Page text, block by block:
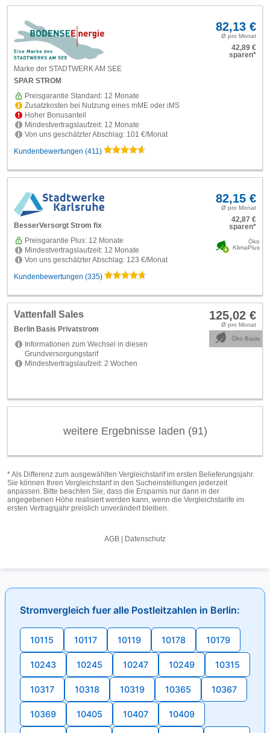
Stromvergleich fuer alle Postleitzahlen in Berlin:
10115 10117 10119 10178 10179
10243 10245 10247 10249 10315
10317 10318 10319 10365 10367
10369 10405 10407 10409